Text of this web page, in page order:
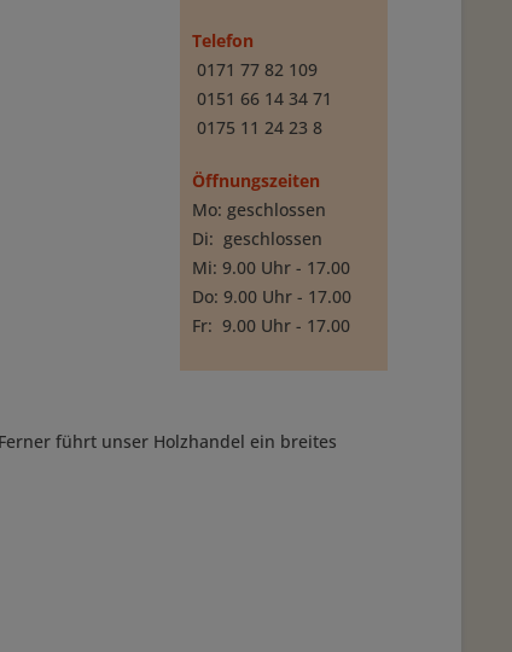
Telefon
0171 77 82 109
0151 66 14 34 71
0175 11 24 23 8
Öffnungszeiten
Mo: geschlossen
Di: geschlossen
Mi: 9.00 Uhr - 17.00
Do: 9.00 Uhr - 17.00
Fr: 9.00 Uhr - 17.00
führt unser Holzhandel ein breites